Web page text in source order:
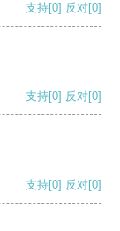
支持[0] 反对[0]
支持[0] 反对[0]
支持[0] 反对[0]